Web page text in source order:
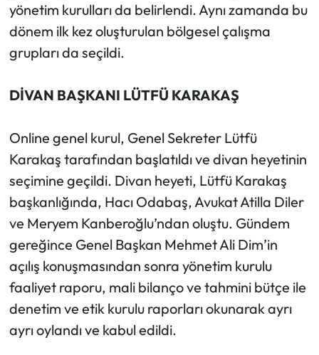
yönetim kurulları da belirlendi. Aynı zamanda bu
dönem ilk kez oluşturulan bölgesel çalışma
grupları da seçildi.
DİVAN BAŞKANI LÜTFÜ KARAKAŞ
Online genel kurul, Genel Sekreter Lütfü
Karakaş tarafından başlatıldı ve divan heyetinin
seçimine geçildi. Divan heyeti, Lütfü Karakaş
başkanlığında, Hacı Odabaş, Avukat Atilla Diler
ve Meryem Kanberoğlu’ndan oluştu. Gündem
gereğince Genel Başkan Mehmet Ali Dim’in
açılış konuşmasından sonra yönetim kurulu
faaliyet raporu, mali bilanço ve tahmini bütçe ile
denetim ve etik kurulu raporları okunarak ayrı
ayrı oylandı ve kabul edildi.
Sungurlu Haberleri
Uğurludağ Haberleri
Yaşam
Yayla Haber
Yemek Tarifleri
Yerel Haberler